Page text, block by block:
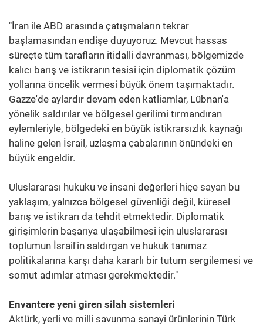
"İran ile ABD arasında çatışmaların tekrar
başlamasından endişe duyuyoruz. Mevcut hassas
süreçte tüm tarafların itidalli davranması, bölgemizde
kalıcı barış ve istikrarın tesisi için diplomatik çözüm
yollarına öncelik vermesi büyük önem taşımaktadır.
Gazze'de aylardır devam eden katliamlar, Lübnan'a
yönelik saldırılar ve bölgesel gerilimi tırmandıran
eylemleriyle, bölgedeki en büyük istikrarsızlık kaynağı
haline gelen İsrail, uzlaşma çabalarının önündeki en
büyük engeldir.
Uluslararası hukuku ve insani değerleri hiçe sayan bu
yaklaşım, yalnızca bölgesel güvenliği değil, küresel
barış ve istikrarı da tehdit etmektedir. Diplomatik
girişimlerin başarıya ulaşabilmesi için uluslararası
toplumun İsrail'in saldırgan ve hukuk tanımaz
politikalarına karşı daha kararlı bir tutum sergilemesi ve
somut adımlar atması gerekmektedir."
Envantere yeni giren silah sistemleri
Aktürk, yerli ve milli savunma sanayi ürünlerinin Türk